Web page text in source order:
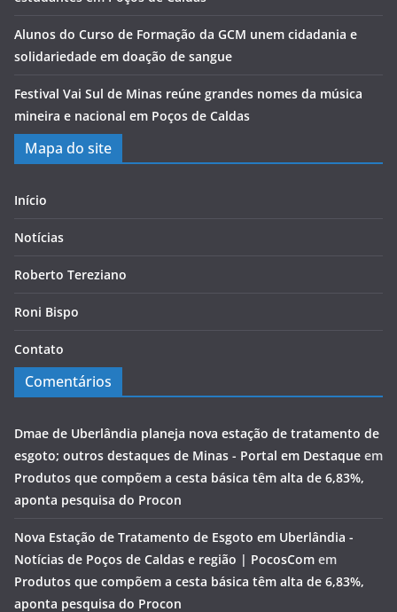
Alunos do Curso de Formação da GCM unem cidadania e
solidariedade em doação de sangue
Festival Vai Sul de Minas reúne grandes nomes da música
mineira e nacional em Poços de Caldas
Mapa do site
Início
Notícias
Roberto Tereziano
Roni Bispo
Contato
Comentários
Dmae de Uberlândia planeja nova estação de tratamento de
esgoto; outros destaques de Minas - Portal em Destaque em
Produtos que compõem a cesta básica têm alta de 6,83%,
aponta pesquisa do Procon
Nova Estação de Tratamento de Esgoto em Uberlândia -
Notícias de Poços de Caldas e região | PocosCom em
Produtos que compõem a cesta básica têm alta de 6,83%,
aponta pesquisa do Procon